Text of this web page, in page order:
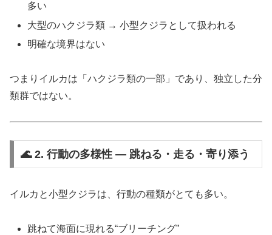
多い
大型のハクジラ類 → 小型クジラとして扱われる
明確な境界はない
つまりイルカは「ハクジラ類の一部」であり、独立した分
類群ではない。
🌊 2. 行動の多様性 ― 跳ねる・走る・寄り添う
イルカと小型クジラは、行動の種類がとても多い。
跳ねて海面に現れる“ブリーチング”